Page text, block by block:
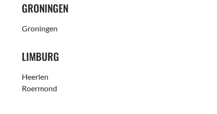
GRONINGEN
Groningen
LIMBURG
Heerlen
Roermond